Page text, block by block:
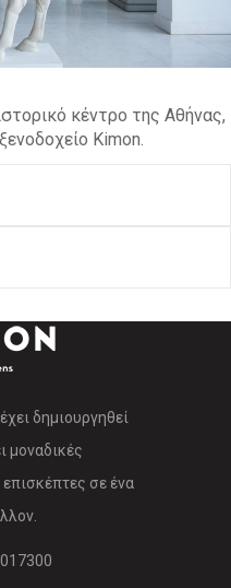
κέντρο της Αθήνας,
Kimon.
δημιουργηθεί
μοναδικές
σε ένα